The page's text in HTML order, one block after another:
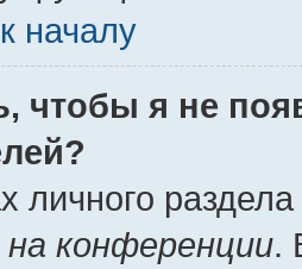
началу
чтобы я не
личного
конференции.